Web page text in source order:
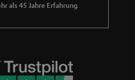
als 45 Jahre Erfahrung